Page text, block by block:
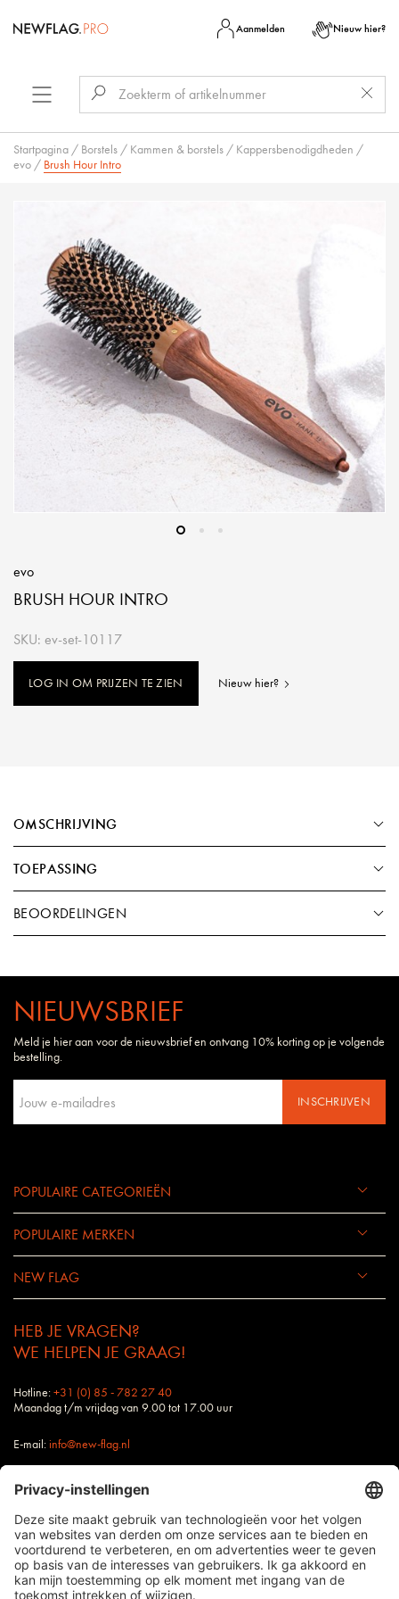
Aanmelden Nieuw hier?
Startpagina / Borstels / Kammen & borstels / Kappersbenodigdheden /
evo / Brush Hour Intro
evo
BRUSH HOUR INTRO
SKU: ev-set-10117
LOG IN OM PRIJZEN TE ZIEN Nieuw hier?
OMSCHRIJVING
TOEPASSING
BEOORDELINGEN
NIEUWSBRIEF
Meld je hier aan voor de nieuwsbrief en ontvang 10% korting op je volgende
bestelling.
INSCHRIJVEN
POPULAIRE CATEGORIEËN
POPULAIRE MERKEN
NEW FLAG
HEB JE VRAGEN?
WE HELPEN JE GRAAG!
Hotline:+31 (0) 85 - 782 27 40
Maandag t/m vrijdag van 9.00 tot 17.00 uur
E-mail:info@new-flag.nl
Buitendienst: Ook jouw contactpersoon bij New
Flag staat altijd voor je klaar.
alle prijzen zijn excl. BTW en verzendkosten, tenzij anders vermeld